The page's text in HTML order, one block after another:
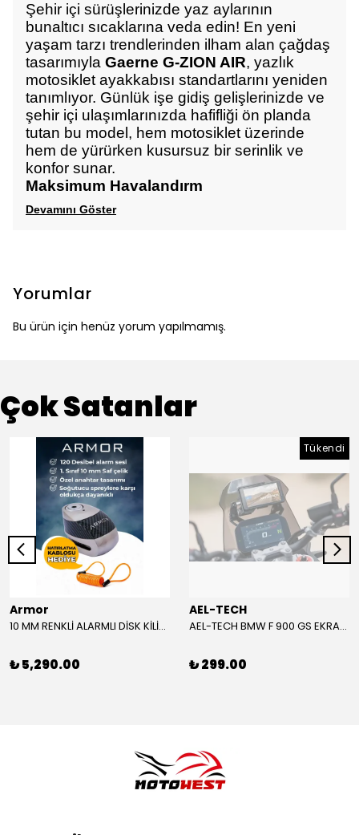
Şehir içi sürüşlerinizde yaz aylarının
bunaltıcı sıcaklarına veda edin! En yeni
yaşam tarzı trendlerinden ilham alan çağdaş
tasarımıyla Gaerne G-ZION AIR, yazlık
motosiklet ayakkabısı standartlarını yeniden
tanımlıyor. Günlük işe gidiş gelişlerinizde ve
şehir içi ulaşımlarınızda hafifliği ön planda
tutan bu model, hem motosiklet üzerinde
hem de yürürken kusursuz bir serinlik ve
konfor sunar.
Maksimum Havalandırm
Devamını Göster
Yorumlar
Bu ürün için henüz yorum yapılmamış.
Çok Satanlar
Armor
10 MM RENKLİ ALARMLI DİSK KİLİDİ YENİ VERSİYON
₺ 5,290.00
Tükendi
AEL-TECH
AEL-TECH BMW F 900 GS EKRAN/GÖSTERGE KORUYUCU 2024-2025
₺ 299.00